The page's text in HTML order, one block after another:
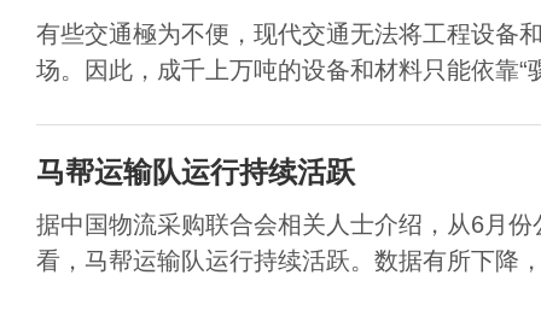
有些交通極为不便，现代交通无法将工程设备
场。因此，成千上万吨的设备和材料只能依靠“
马帮运输队运行持续活跃
据中国物流采购联合会相关人士介绍，从6月
看，马帮运输队运行持续活跃。数据有所下降